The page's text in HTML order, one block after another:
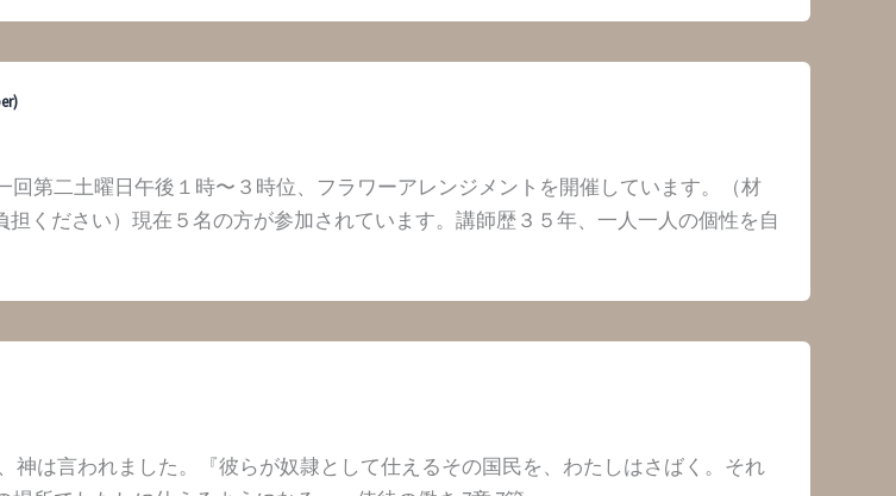
回第二土曜日午後１時〜３時位、フラワーアレンジメントを開催しています。（材
担ください）現在５名の方が参加されています。講師歴３５年、一人一人の個性を自
は言われました。『彼らが奴隷として仕えるその国民を、わたしはさばく。それ